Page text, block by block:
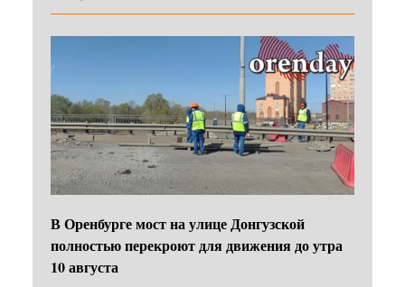
В Оренбурге мост на улице Донгузской
полностью перекроют для движения до утра
10 августа